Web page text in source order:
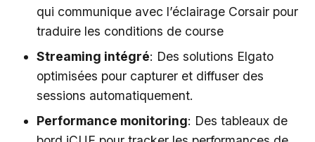
qui communique avec l’éclairage Corsair pour
traduire les conditions de course
Streaming intégré: Des solutions Elgato
optimisées pour capturer et diffuser des
sessions automatiquement.
Performance monitoring: Des tableaux de